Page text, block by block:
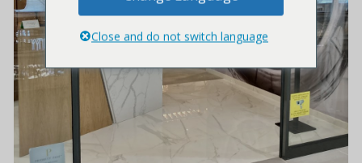
Close and do not switch language